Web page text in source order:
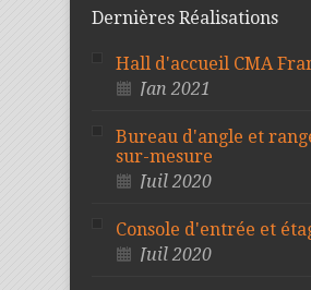
Dernières Réalisations
Hall d'accueil CMA
Jan 2021
Bureau d'angle et
sur-mesure
Juil 2020
Console d'entrée et
Juil 2020